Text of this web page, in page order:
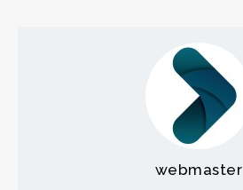
webmaster